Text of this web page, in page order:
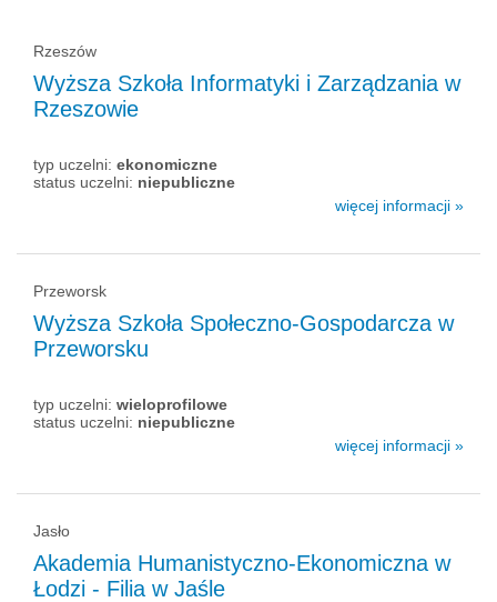
Rzeszów
Wyższa Szkoła Informatyki i Zarządzania w
Rzeszowie
typ uczelni: ekonomiczne
status uczelni: niepubliczne
więcej informacji »
Przeworsk
Wyższa Szkoła Społeczno-Gospodarcza w
Przeworsku
typ uczelni: wieloprofilowe
status uczelni: niepubliczne
więcej informacji »
Jasło
Akademia Humanistyczno-Ekonomiczna w
Łodzi - Filia w Jaśle